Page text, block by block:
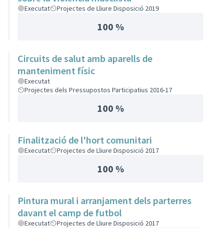
Executat Projectes de Lliure Disposició 2019
100 %
Circuits de salut amb aparells de
manteniment físic
Executat
Projectes dels Pressupostos Participatius 2016-17
100 %
Finalització de l'hort comunitari
Executat Projectes de Lliure Disposició 2017
100 %
Pintura mural i arranjament dels parterres
davant el camp de futbol
Executat Projectes de Lliure Disposició 2017